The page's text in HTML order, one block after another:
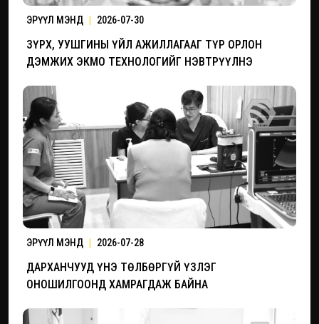
ЭРҮҮЛ МЭНД 2026-07-30
ЗҮРХ, УУШГИНЫ ҮЙЛ АЖИЛЛАГААГ ТҮР ОРЛОН
ДЭМЖИХ ЭКМО ТЕХНОЛОГИЙГ НЭВТРҮҮЛНЭ
ЭРҮҮЛ МЭНД 2026-07-28
ДАРХАНЧУУД ҮНЭ ТӨЛБӨРГҮЙ ҮЗЛЭГ
ОНОШИЛГООНД ХАМРАГДАЖ БАЙНА